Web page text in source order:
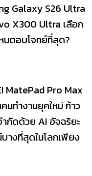
Galaxy S26 Ultra
X300 Ultra เลือก
นตอบโจทย์ที่สุด?
MatePad Pro Max
นทำงานยุคใหม่ ก้าว
กัดด้วย AI อัจฉริยะ
างที่สุดในโลกเพียง